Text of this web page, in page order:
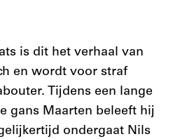
is dit het verhaal van
en wordt voor straf
Tijdens een lange
gans Maarten beleeft hij
ondergaat Nils